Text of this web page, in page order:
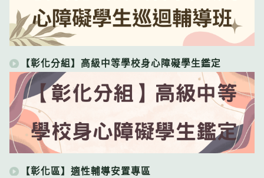
【彰化分組】高級中等學校身心障礙學生鑑定
【彰化區】適性輔導安置專區